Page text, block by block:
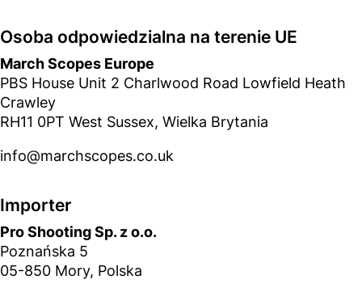
Osoba odpowiedzialna na terenie UE
March Scopes Europe
PBS House Unit 2 Charlwood Road Lowfield Heath
Crawley
RH11 0PT West Sussex, Wielka Brytania
info@marchscopes.co.uk
Importer
Pro Shooting Sp. z o.o.
Poznańska 5
05-850 Mory, Polska